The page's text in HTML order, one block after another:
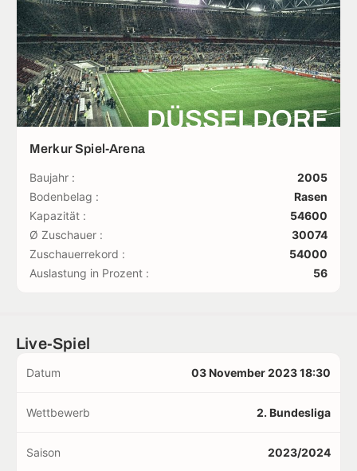
DÜSSELDORF
Merkur Spiel-Arena
Baujahr :
2005
Bodenbelag :
Rasen
Kapazität :
54600
Ø Zuschauer :
30074
Zuschauerrekord :
54000
Auslastung in Prozent :
56
Live-Spiel
Datum 03 November 2023 18:30
Wettbewerb 2. Bundesliga
Saison 2023/2024